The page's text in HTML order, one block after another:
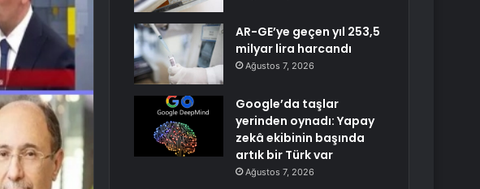
AR-GE’ye geçen yıl 253,5
milyar lira harcandı
Ağustos 7, 2026
Google’da taşlar
yerinden oynadı: Yapay
zekâ ekibinin başında
artık bir Türk var
Ağustos 7, 2026